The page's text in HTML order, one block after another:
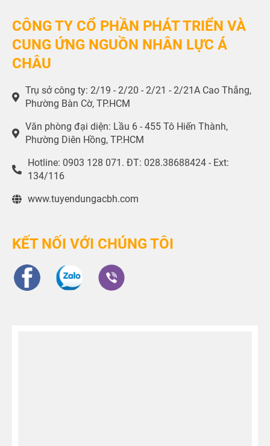
CÔNG TY CỔ PHẦN PHÁT TRIỂN VÀ
CUNG ỨNG NGUỒN NHÂN LỰC Á
CHÂU
Trụ sở công ty: 2/19 - 2/20 - 2/21 - 2/21A Cao Thắng,
Phường Bàn Cờ, TP.HCM
Văn phòng đại diện: Lầu 6 - 455 Tô Hiến Thành,
Phường Diên Hồng, TP.HCM
Hotline: 0903 128 071. ĐT: 028.38688424 - Ext:
134/116
www.tuyendungacbh.com
KẾT NỐI VỚI CHÚNG TÔI